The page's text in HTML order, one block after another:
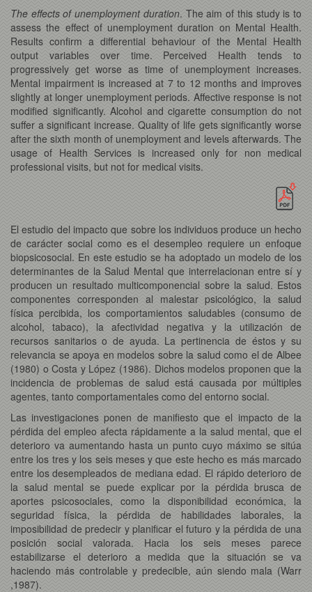
The effects of unemployment duration. The aim of this study is to
assess the effect of unemployment duration on Mental Health.
Results confirm a differential behaviour of the Mental Health
output variables over time. Perceived Health tends to
progressively get worse as time of unemployment increases.
Mental impairment is increased at 7 to 12 months and improves
slightly at longer unemployment periods. Affective response is not
modified significantly. Alcohol and cigarette consumption do not
suffer a significant increase. Quality of life gets significantly worse
after the sixth month of unemployment and levels afterwards. The
usage of Health Services is increased only for non medical
professional visits, but not for medical visits.
El estudio del impacto que sobre los individuos produce un hecho
de carácter social como es el desempleo requiere un enfoque
biopsicosocial. En este estudio se ha adoptado un modelo de los
determinantes de la Salud Mental que interrelacionan entre sí y
producen un resultado multicomponencial sobre la salud. Estos
componentes corresponden al malestar psicológico, la salud
física percibida, los comportamientos saludables (consumo de
alcohol, tabaco), la afectividad negativa y la utilización de
recursos sanitarios o de ayuda. La pertinencia de éstos y su
relevancia se apoya en modelos sobre la salud como el de Albee
(1980) o Costa y López (1986). Dichos modelos proponen que la
incidencia de problemas de salud está causada por múltiples
agentes, tanto comportamentales como del entorno social.
Las investigaciones ponen de manifiesto que el impacto de la
pérdida del empleo afecta rápidamente a la salud mental, que el
deterioro va aumentando hasta un punto cuyo máximo se sitúa
entre los tres y los seis meses y que este hecho es más marcado
entre los desempleados de mediana edad. El rápido deterioro de
la salud mental se puede explicar por la pérdida brusca de
aportes psicosociales, como la disponibilidad económica, la
seguridad física, la pérdida de habilidades laborales, la
imposibilidad de predecir y planificar el futuro y la pérdida de una
posición social valorada. Hacia los seis meses parece
estabilizarse el deterioro a medida que la situación se va
haciendo más controlable y predecible, aún siendo mala (Warr
,1987).